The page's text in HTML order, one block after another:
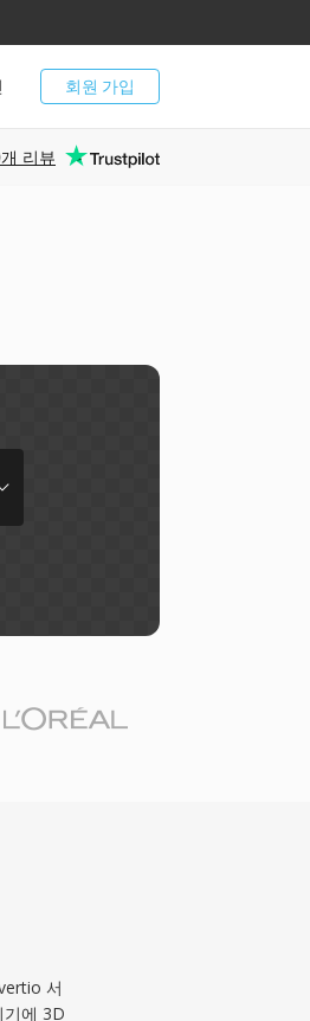
회원 가입
개 리뷰
서
에 3D